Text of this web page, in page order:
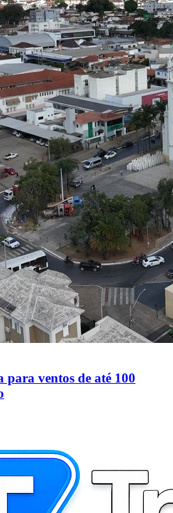
para ventos de até 100